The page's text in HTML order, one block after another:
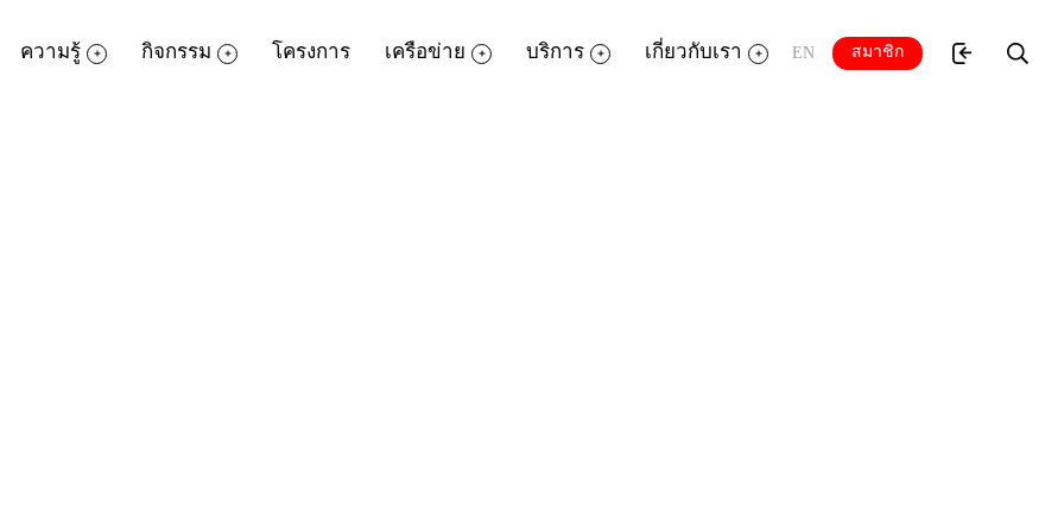
ความรู้ กิจกรรม โครงการ เครือข่าย บริการ เกี่ยวกับเรา EN สมาชิก